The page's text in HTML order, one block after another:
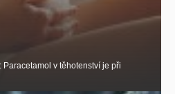
v těhotenství je při